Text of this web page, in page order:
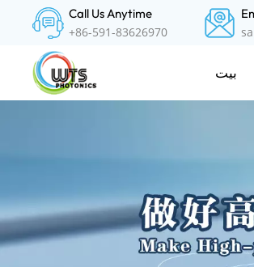
Call Us Anytime
+86-591-83626970
بيت